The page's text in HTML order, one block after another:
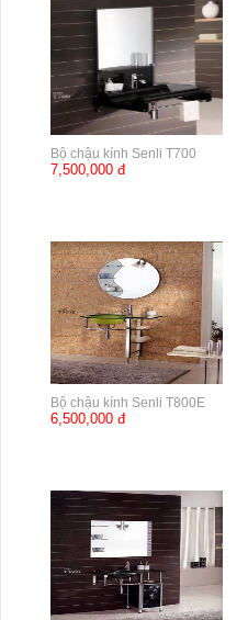
Bộ chậu kính Senli T700
7,500,000 đ
Bộ chậu kính Senli T800E
6,500,000 đ